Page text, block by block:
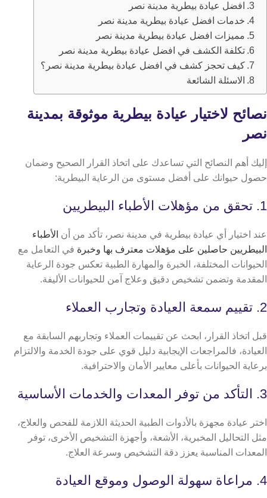
افضل عيادة بيطرية مدينة نصر
خدمات افضل عيادة بيطرية مدينة نصر
مميزات افضل عيادة بيطرية مدينة نصر
تكلفة الكشف في افضل عيادة بيطرية مدينة نصر
كيف تحجز كشف في افضل عيادة بيطرية مدينة نصر؟
الاسئلة الشائعة
نصائح لاختيار عيادة بيطرية موثوقة بمدينة
نصر
إليك أهم النصائح التي تساعدك على اتخاذ القرار الصحيح وضمان
حصول حيوانك على أفضل مستوى من الرعاية البيطرية:
1. تحقق من مؤهلات الأطباء البيطريين
عند اختيار أي عيادة بيطرية في مدينة نصر، تأكد من أن الأطباء
البيطريين حاصلين على مؤهلات معترف بها وخبرة في التعامل مع
الحيوانات المختلفة، الخبرة والمهارة الطبية تعكس جودة الرعاية
المقدمة وتضمن تشخيص دقيق وعلاج آمن للحيوانات الأليفة.
2. تقييم سمعة العيادة وتجارب العملاء
قبل اتخاذ القرار، ابحث عن تقييمات العملاء وتجاربهم السابقة مع
العيادة، فالمراجعات الإيجابية دليل قوي على جودة الخدمة والالتزام
برعاية الحيوانات بأعلى معايير الأمان والاحترافية.
3. التأكد من توفر المعدات والخدمات الأساسية
اختر عيادة مجهزة بالأدوات الطبية الحديثة اللازمة للفحص والعلاج،
مثل التحاليل المخبرية، الأشعة، وأجهزة التشخيص الأخرى، توفر
المعدات المناسبة يعزز دقة التشخيص وسرعة العلاج.
4. مراعاة سهولة الوصول وموقع العيادة